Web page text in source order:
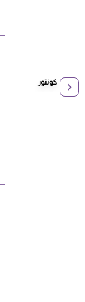
كونتور